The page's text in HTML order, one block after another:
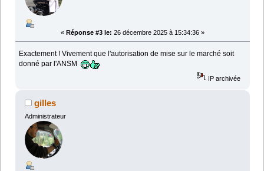
« Réponse #3 le: 26 décembre 2025 à 15:34:36 »
Exactement ! Vivement que l'autorisation de mise sur le marché soit
donné par l'ANSM
IP archivée
gilles
Administrateur